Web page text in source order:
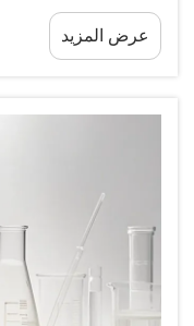
بوليمرًا مرنًا، كما أنه
عرض المزيد